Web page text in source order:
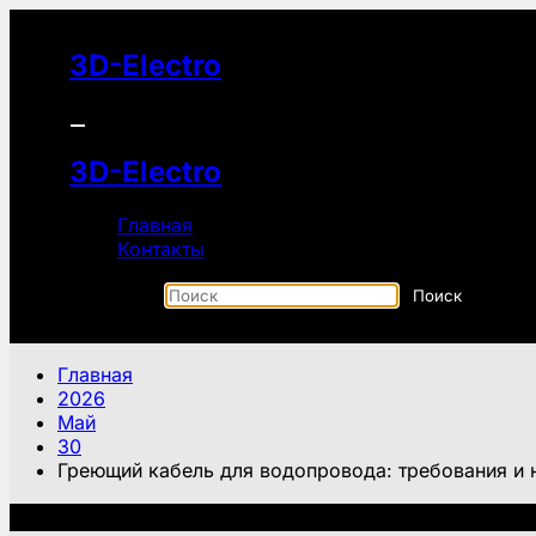
содержимому
3D-Electro
3D-Electro
Главная
Контакты
Главная
2026
Май
30
Греющий кабель для водопровода: требования